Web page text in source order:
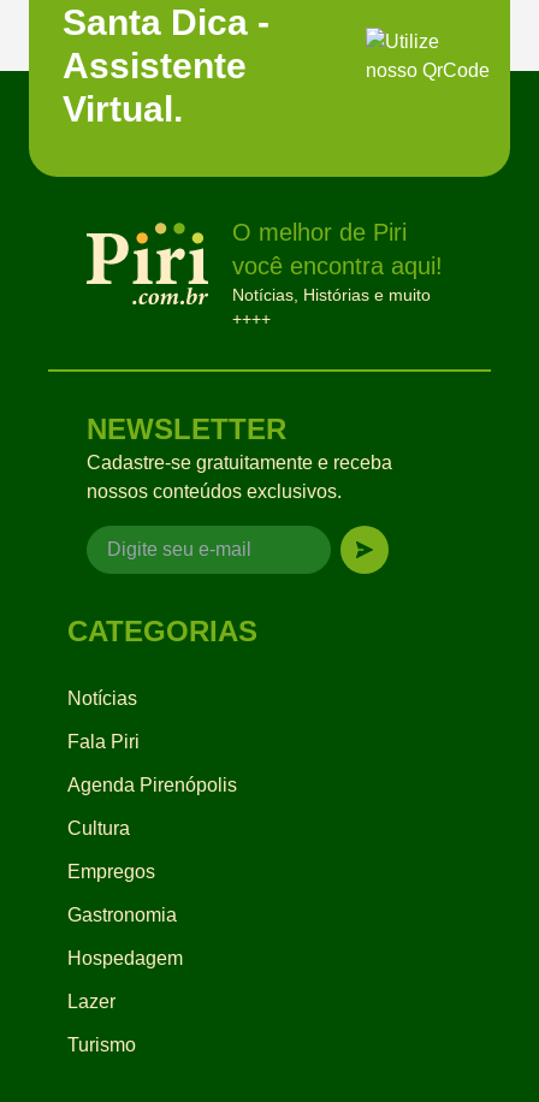
Santa Dica -
Assistente
Virtual.
O melhor de Piri
você encontra aqui!
Notícias, Histórias e muito
++++
NEWSLETTER
Cadastre-se gratuitamente e receba
nossos conteúdos exclusivos.
CATEGORIAS
Notícias
Fala Piri
Agenda Pirenópolis
Cultura
Empregos
Gastronomia
Hospedagem
Lazer
Turismo